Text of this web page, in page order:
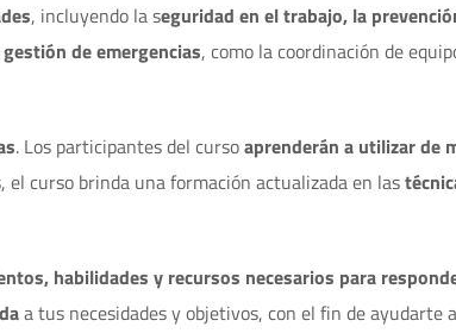
, incluyendo la seguridad en el trabajo, la
gestión de emergencias, como la coordinación de
. Los participantes del cursoaprenderán a utilizar de
curso brinda una formación actualizada en las
habilidades y recursos necesarios para
a tus necesidades y objetivos, con el fin de